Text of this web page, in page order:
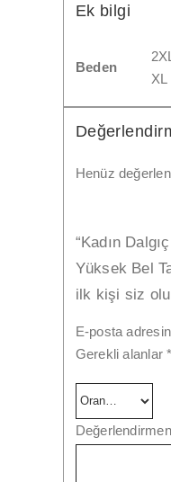
Ek bilgi
Beden
XL
Henüz
“Kadın
Yüksek Bel
ilk kişi siz
E-posta
Gerekli alanlar*